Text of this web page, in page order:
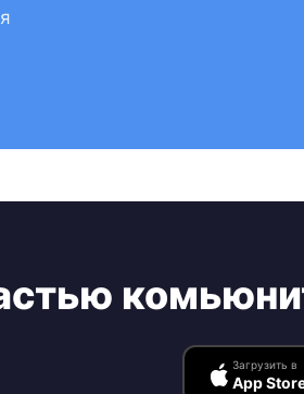
Загрузить в
App